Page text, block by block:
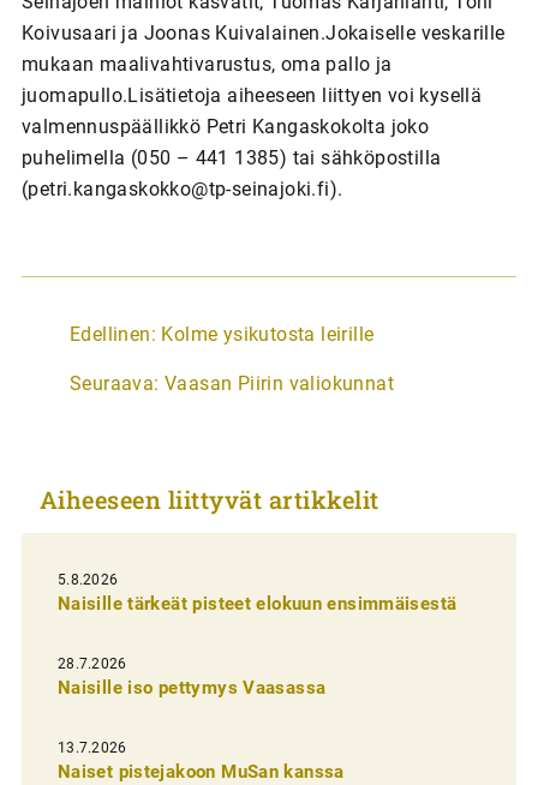
Koivusaari ja Joonas Kuivalainen.Jokaiselle veskarille
mukaan maalivahtivarustus, oma pallo ja
juomapullo.Lisätietoja aiheeseen liittyen voi kysellä
valmennuspäällikkö Petri Kangaskokolta joko
puhelimella (050 – 441 1385) tai sähköpostilla
(petri.kangaskokko@tp-seinajoki.fi).
A
t
k
e
l
i
e
n
e
Edellinen: Kolme ysikutosta leirille
Seuraava: Vaasan Piirin valiokunnat
Aiheeseen liittyvät artikkelit
5.8.2026
Naisille tärkeät pisteet elokuun ensimmäisestä
28.7.2026
Naisille iso pettymys Vaasassa
13.7.2026
Naiset pistejakoon MuSan kanssa